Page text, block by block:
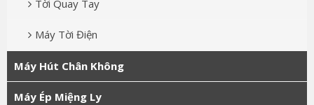
Tời Quay Tay
Máy Tời Điện
Máy Hút Chân Không
Máy Ép Miệng Ly